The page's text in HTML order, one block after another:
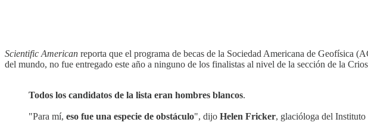
Scientific American reporta que el programa de becas de la Sociedad Americana de Geofísica
del mundo, no fue entregado este año a ninguno de los finalistas al nivel de la sección de la
Todos los candidatos de la lista eran hombres blancos.
"Para mí, eso fue una especie de obstáculo", dijo Helen Fricker, glacióloga del